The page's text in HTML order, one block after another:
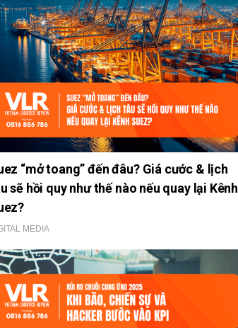
“mở toang” đến đâu? Giá cước & lịch
sẽ hồi quy như thế nào nếu quay lại Kênh
MEDIA